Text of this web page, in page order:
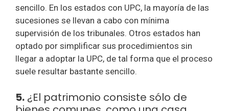
sencillo. En los estados con UPC, la mayoría de las
sucesiones se llevan a cabo con mínima
supervisión de los tribunales. Otros estados han
optado por simplificar sus procedimientos sin
llegar a adoptar la UPC, de tal forma que el proceso
suele resultar bastante sencillo.
5. ¿El patrimonio consiste sólo de